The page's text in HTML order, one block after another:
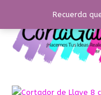
Recuerda
contenido
Cortador